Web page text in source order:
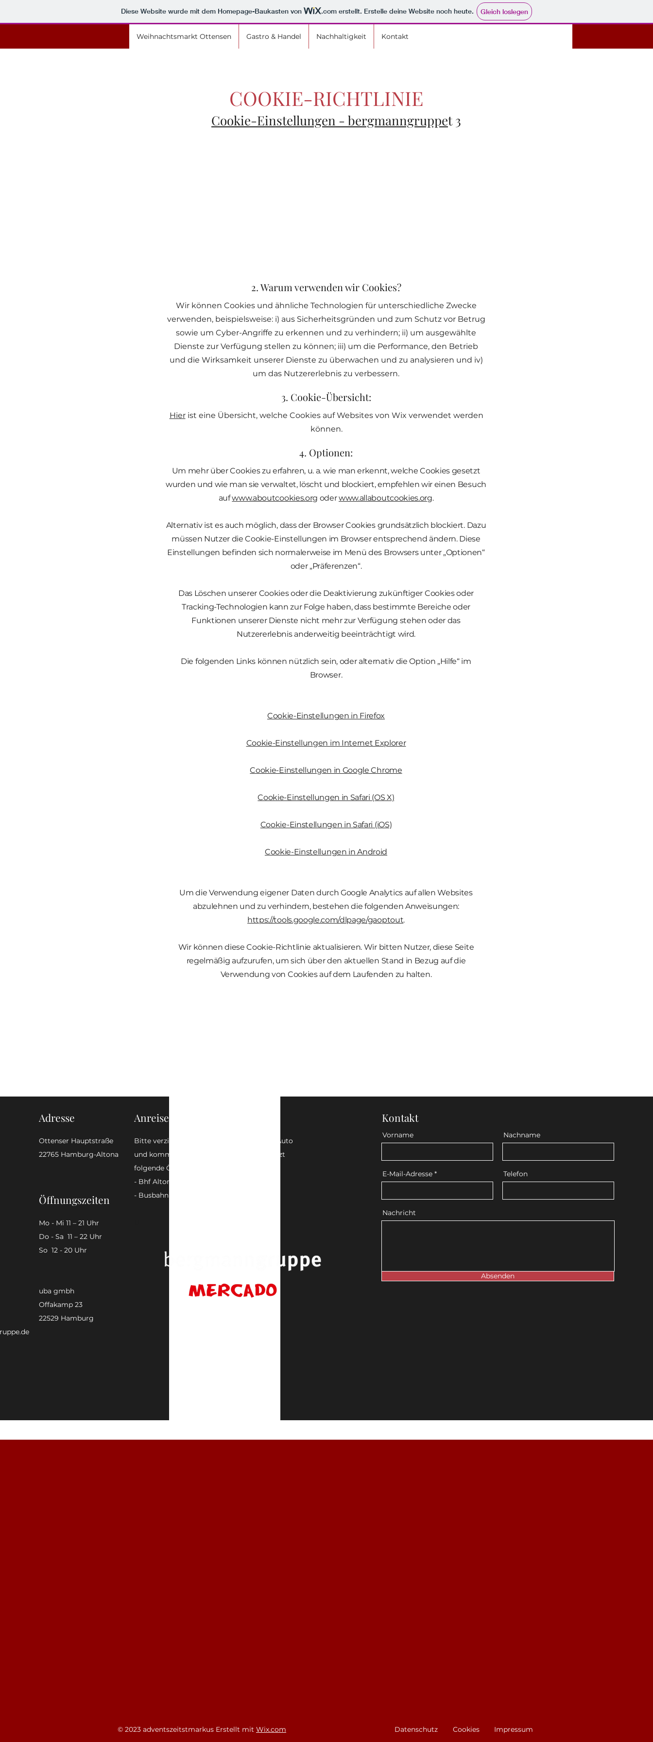
Diese Website wurde mit dem Homepage-Baukasten von .com erstellt. Erstelle deine Website noch heute. Gleich loslegen
Weihnachtsmarkt Ottensen Gastro & Handel Nachhaltigkeit Kontakt
COOKIE-RICHTLINIE
Cookie-Einstellungen - bergmanngruppet 3
2. Warum verwenden wir Cookies?
Wir können Cookies und ähnliche Technologien für unterschiedliche Zwecke
verwenden, beispielsweise: i) aus Sicherheitsgründen und zum Schutz vor Betrug
sowie um Cyber-Angriffe zu erkennen und zu verhindern; ii) um ausgewählte
Dienste zur Verfügung stellen zu können; iii) um die Performance, den Betrieb
und die Wirksamkeit unserer Dienste zu überwachen und zu analysieren und iv)
um das Nutzererlebnis zu verbessern.
3. Cookie-Übersicht:
Hierist eine Übersicht, welche Cookies auf Websites von Wix verwendet werden
können.
4. Optionen:
Um mehr über Cookies zu erfahren, u. a. wie man erkennt, welche Cookies gesetzt
wurden und wie man sie verwaltet, löscht und blockiert, empfehlen wir einen Besuch
aufwww.aboutcookies.org oderwww.allaboutcookies.org.
Alternativ ist es auch möglich, dass der Browser Cookies grundsätzlich blockiert. Dazu
müssen Nutzer die Cookie-Einstellungen im Browser entsprechend ändern. Diese
Einstellungen befinden sich normalerweise im Menü des Browsers unter „Optionen“
oder „Präferenzen“.
Das Löschen unserer Cookies oder die Deaktivierung zukünftiger Cookies oder
Tracking-Technologien kann zur Folge haben, dass bestimmte Bereiche oder
Funktionen unserer Dienste nicht mehr zur Verfügung stehen oder das
Nutzererlebnis anderweitig beeinträchtigt wird.
Die folgenden Links können nützlich sein, oder alternativ die Option „Hilfe“ im
Browser.
Cookie-Einstellungen in Firefox
Cookie-Einstellungen im Internet Explorer
Cookie-Einstellungen in Google Chrome
Cookie-Einstellungen in Safari (OS X)
Cookie-Einstellungen in Safari (iOS)
Cookie-Einstellungen in Android
Um die Verwendung eigener Daten durch Google Analytics auf allen Websites
abzulehnen und zu verhindern, bestehen die folgenden Anweisungen:
https://tools.google.com/dlpage/gaoptout.
Wir können diese Cookie-Richtlinie aktualisieren. Wir bitten Nutzer, diese Seite
regelmäßig aufzurufen, um sich über den aktuellen Stand in Bezug auf die
Verwendung von Cookies auf dem Laufenden zu halten.
Adresse
Ottenser Hauptstraße
22765 Hamburg-Altona
Öffnungszeiten
Mo - Mi 11 – 21 Uhr
Do - Sa 11 – 22 Uhr
So 12 - 20 Uhr
uba gmbh
Offakamp 23
22529 Hamburg
Kontakt
Vorname Nachname
E-Mail-Adresse Telefon
Nachricht
Absenden
Anreise
Bitte verzichtet auf eine Anreise mit dem Auto
und kommt zu Fuß, mit dem Rad oder nutzt
folgende ÖPNV-Anbindungen:
- Bhf Altona
- Busbahnhof Altona
© 2023 adventszeitstmarkus Erstellt mit Wix.com Datenschutz Cookies Impressum